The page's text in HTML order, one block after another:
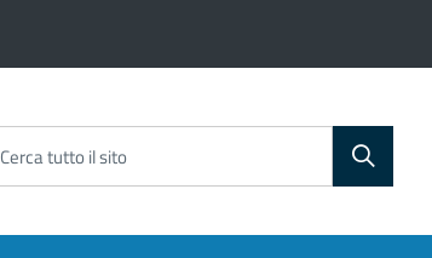
Cerca tutto il sito